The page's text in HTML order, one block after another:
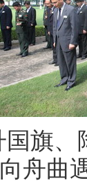
旗、
舟曲